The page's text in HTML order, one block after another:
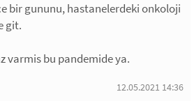
bir gununu, hastanelerdeki onkoloji
git.
varmis bu pandemide ya.
12.05.2021 14:36